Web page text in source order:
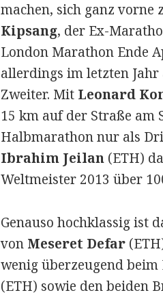
machen, sich ganz
Kipsang, der Ex-
London Marathon Ende
allerdings im letzten
Zweiter. Mit Leonard
15 km auf der Straße
Halbmarathon nur als
Ibrahim Jeilan (ETH)
Weltmeister 2013 über
Genauso hochklassig ist
von Meseret Defar
wenig überzeugend
(ETH) sowie den beiden